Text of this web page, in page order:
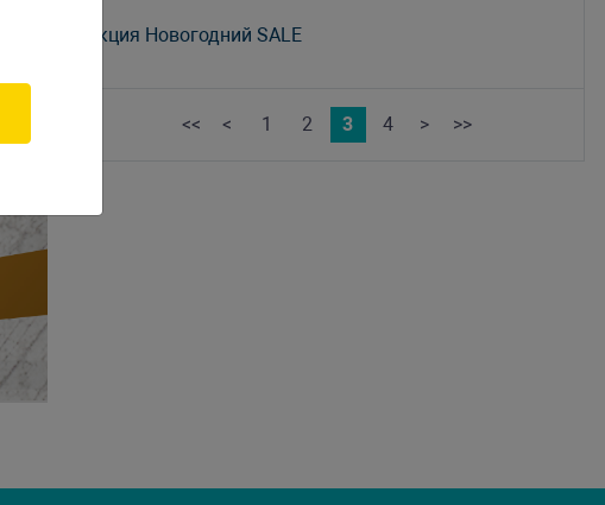
Акция Новогодний SALE
<< < 1 2 3 4 > >>